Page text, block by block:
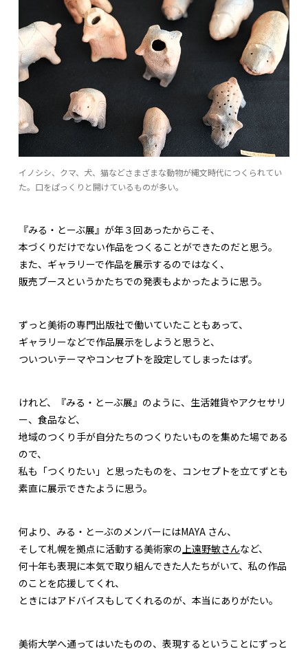
イノシシ、クマ、犬、猫などさまざまな動物が縄文時代につくられてい
た。口をぱっくりと開けているものが多い。
『みる・とーぶ展』が年３回あったからこそ、
本づくりだけでない作品をつくることができたのだと思う。
また、ギャラリーで作品を展示するのではなく、
販売ブースというかたちでの発表もよかったように思う。
ずっと美術の専門出版社で働いていたこともあって、
ギャラリーなどで作品展示をしようと思うと、
ついついテーマやコンセプトを設定してしまったはず。
けれど、『みる・とーぶ展』のように、生活雑貨やアクセサリ
ー、食品など、
地域のつくり手が自分たちのつくりたいものを集めた場である
ので、
私も「つくりたい」と思ったものを、コンセプトを立てずとも
素直に展示できたように思う。
何より、みる・とーぶのメンバーにはMAYA さん、
そして札幌を拠点に活動する美術家の 上遠野敏さんなど、
何十年も表現に本気で取り組んできた人たちがいて、私の作品
のことを応援してくれ、
ときにはアドバイスもしてくれるのが、本当にありがたい。
美術大学へ通ってはいたものの、表現するということにずっと